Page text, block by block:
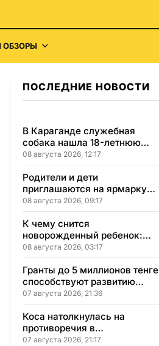
ОБЗОРЫ
ПОСЛЕДНИЕ НОВОСТИ
В Караганде служебная
собака нашла 18-летнюю
девушку, пропавшую после
свидания
08 августа 2026, 12:17
Родители и дети
приглашаются на ярмарку
школьной одежды в
Казахстане
08 августа 2026, 09:17
К чему снится
новорожденный ребенок:
сонник, толкование и
значение сна
08 августа 2026, 03:17
Гранты до 5 миллионов тенге
способствуют развитию
социального бизнеса в
Карагандинской области
07 августа 2026, 21:36
Коса натолкнулась на
противоречия в
Карагандинской области
07 августа 2026, 21:17